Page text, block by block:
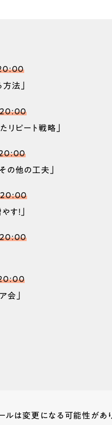
法」
20:00
リピート戦略」
20:00
の他の工夫」
20:00
！」
20:00
会」
ルは変更になる可能性があり